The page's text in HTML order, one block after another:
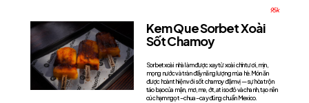
95k
Kem Que Sorbet Xoài
Sốt Chamoy
Sorbet xoài nhà làm được xay từ xoài chín tươi, mịn,
mọng nước và tràn đầy năng lượng mùa hè. Món ăn
được hoàn thiện với sốt chamoy đậm vị — sự hòa trộn
táo bạo của mận, mơ, me, ớt, atiso đỏ và chanh, tạo nên
cú chạm ngọt – chua – cay đúng chuẩn Mexico.